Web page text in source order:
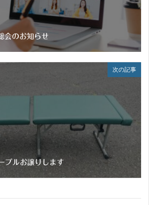
のお知らせ
次の記事
ブルお譲りします